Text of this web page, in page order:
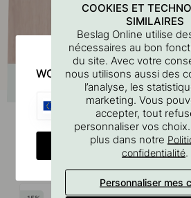
Produits
COOKIES ET
SIMILAIRES
Beslag Online utilise
nécessaires au bon
du site. Avec votre
nous utilisons aussi des
l’analyse, les
marketing. Vous
accepter, tout
personnaliser vos
plus dans notre
confidentialité.
Personnaliser mes
WOULD YOU RATHER VISIT?
CHANGE